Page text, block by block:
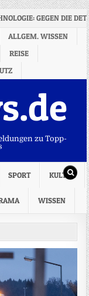
GEGEN DIE
ALLGEM. WISSEN
REISE
zu Topp-
SPORT KULTUR
WISSEN